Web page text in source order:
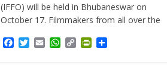
(IFFO) will be held in Bhubaneswar on
October 17. Filmmakers from all over the
T
E
W
C
P